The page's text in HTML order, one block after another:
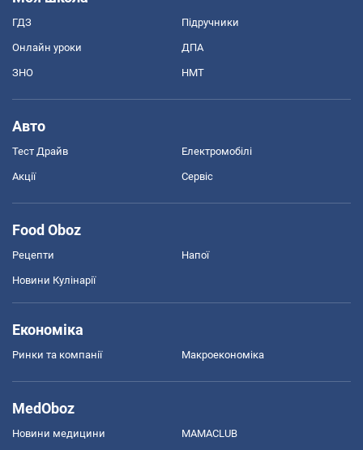
ГДЗ Підручники
Онлайн уроки ДПА
ЗНО НМТ
Авто
Тест Драйв Електромобілі
Акції Сервіс
Food Oboz
Рецепти Напої
Новини Кулінарії
Економіка
Ринки та компанії Макроекономіка
MedOboz
Новини медицини MAMACLUB